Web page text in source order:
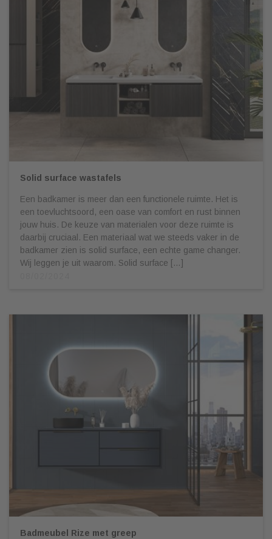
Solid surface wastafels
Een badkamer is meer dan een functionele ruimte. Het is
een toevluchtsoord, een oase van comfort en rust binnen
jouw huis. De keuze van materialen voor deze ruimte is
daarbij cruciaal. Een materiaal wat we steeds vaker in de
badkamer zien is solid surface, een echte game changer.
Wij leggen je uit waarom. Solid surface […]
Badmeubel Rize met greep